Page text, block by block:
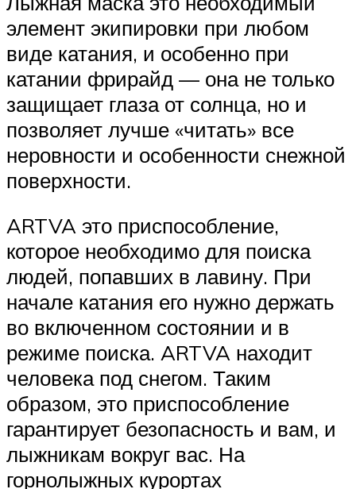
элемент экипировки при любом
виде катания, и особенно при
катании фрирайд — она не только
защищает глаза от солнца, но и
позволяет лучше «читать» все
неровности и особенности снежной
поверхности.
ARTVA это приспособление,
которое необходимо для поиска
людей, попавших в лавину. При
начале катания его нужно держать
во включенном состоянии и в
режиме поиска. ARTVA находит
человека под снегом. Таким
образом, это приспособление
гарантирует безопасность и вам, и
лыжникам вокруг вас. На
горнолыжных курортах